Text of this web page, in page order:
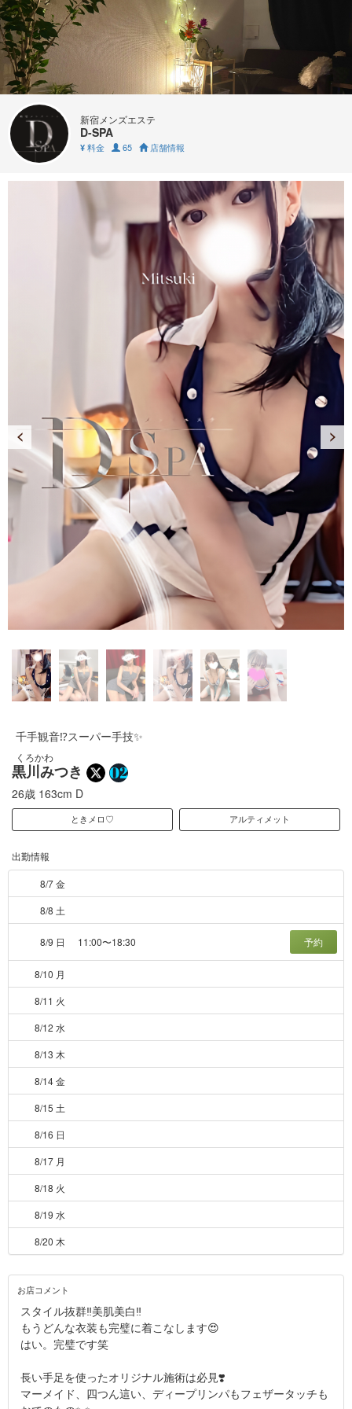
新宿メンズエステ
D-SPA
¥ 料金 65 店舗情報
千手観音⁉️スーパー手技✨
くろかわ
黒川みつき
26歳 163cm D
ときメロ♡ アルティメット
出勤情報
8/7 金
8/8 土
8/9 日 11:00〜18:30 予約
8/10 月
8/11 火
8/12 水
8/13 木
8/14 金
8/15 土
8/16 日
8/17 月
8/18 火
8/19 水
8/20 木
お店コメント
スタイル抜群‼️美肌美白‼️
もうどんな衣装も完璧に着こなします😍
はい。完璧です笑
長い手足を使ったオリジナル施術は必見❣️
マーメイド、四つん這い、ディープリンパもフェザータッチも